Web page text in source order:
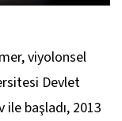
viyolonsel
Devlet
başladı, 2013